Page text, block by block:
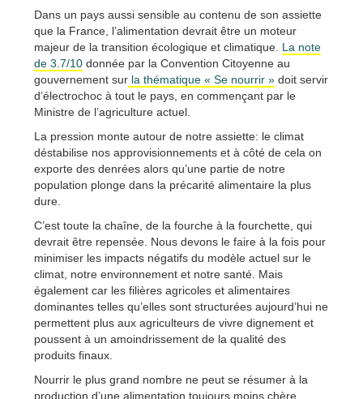
Dans un pays aussi sensible au contenu de son assiette
que la France, l’alimentation devrait être un moteur
majeur de la transition écologique et climatique. La note
de 3.7/10 donnée par la Convention Citoyenne au
gouvernement sur la thématique « Se nourrir » doit servir
d’électrochoc à tout le pays, en commençant par le
Ministre de l’agriculture actuel.
La pression monte autour de notre assiette: le climat
déstabilise nos approvisionnements et à côté de cela on
exporte des denrées alors qu’une partie de notre
population plonge dans la précarité alimentaire la plus
dure.
C’est toute la chaîne, de la fourche à la fourchette, qui
devrait être repensée. Nous devons le faire à la fois pour
minimiser les impacts négatifs du modèle actuel sur le
climat, notre environnement et notre santé. Mais
également car les filières agricoles et alimentaires
dominantes telles qu’elles sont structurées aujourd’hui ne
permettent plus aux agriculteurs de vivre dignement et
poussent à un amoindrissement de la qualité des
produits finaux.
Nourrir le plus grand nombre ne peut se résumer à la
production d’une alimentation toujours moins chère,